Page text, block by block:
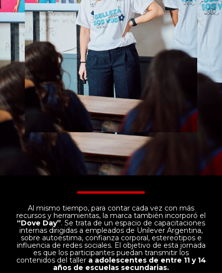
Al mismo tiempo, para contar cada vez con más
recursos y herramientas, la marca también incorporó el
“Dove Day”. Se trata de un espacio de capacitaciones
internas dirigidas a empleados de Unilever Argentina,
sobre autoestima, confianza corporal, estereotipos e
influencia de redes sociales. El objetivo de esta jornada
es que los participantes puedan transmitir los
contenidos del taller a adolescentes de entre 11 y 14
años de escuelas secundarias.